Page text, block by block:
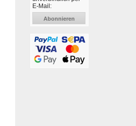
E-Mail:
Abonnieren